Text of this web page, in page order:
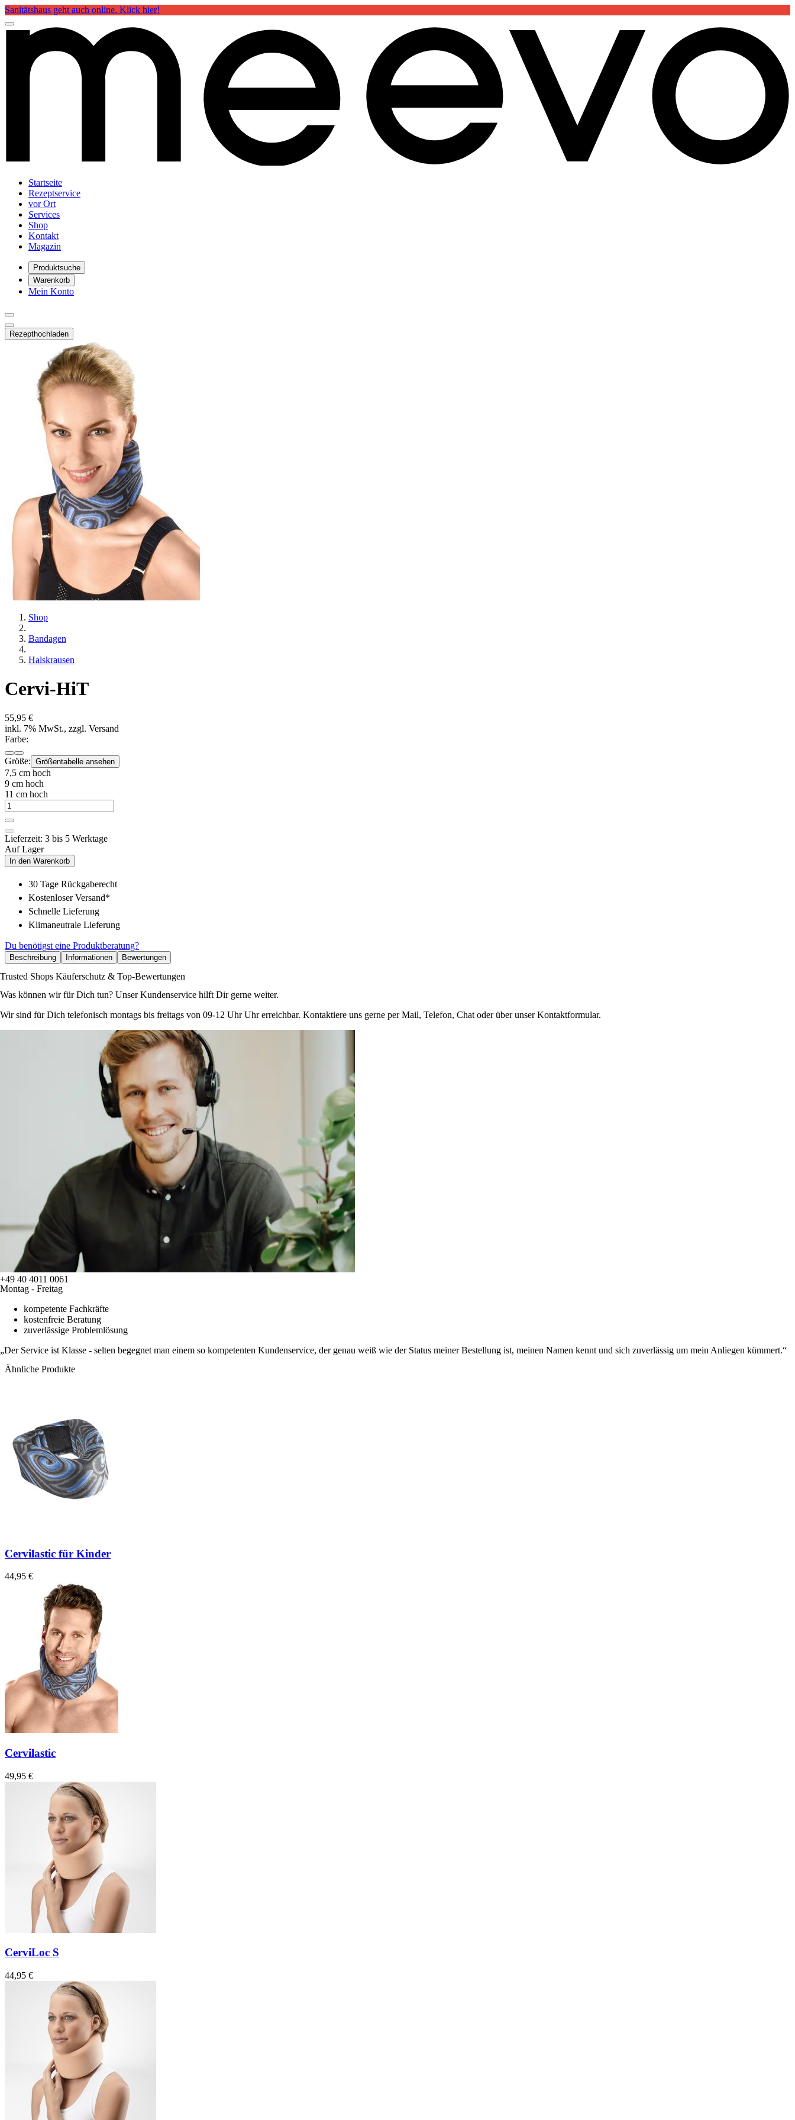
Sanitätshaus geht auch online. Klick hier!
Startseite
Rezeptservice
vor Ort
Services
Shop
Kontakt
Magazin
Produktsuche
Warenkorb
Mein Konto
Rezepthochladen
Shop
Bandagen
Halskrausen
Cervi-HiT
55,95 €
inkl. 7% MwSt., zzgl. Versand
Farbe:
Größe: Größentabelle ansehen
7,5 cm hoch
9 cm hoch
11 cm hoch
Lieferzeit: 3 bis 5 Werktage
Auf Lager
In den Warenkorb
30 Tage Rückgaberecht
Kostenloser Versand*
Schnelle Lieferung
Klimaneutrale Lieferung
Du benötigst eine Produktberatung?
Beschreibung Informationen Bewertungen
Trusted Shops Käuferschutz & Top-Bewertungen
Was können wir für Dich tun? Unser Kundenservice hilft Dir gerne weiter.
Wir sind für Dich telefonisch montags bis freitags von 09-12 Uhr Uhr erreichbar. Kontaktiere uns gerne per Mail, Telefon, Chat oder über unser Kontaktformular.
+49 40 4011 0061
Montag - Freitag
kompetente Fachkräfte
kostenfreie Beratung
zuverlässige Problemlösung
Der Service ist Klasse - selten begegnet man einem so kompetenten Kundenservice, der genau weiß wie der Status meiner Bestellung ist, meinen Namen kennt und sich zuverlässig um mein Anliegen kümmert.
Ähnliche Produkte
Cervilastic für Kinder
44,95 €
Cervilastic
49,95 €
CerviLoc S
44,95 €